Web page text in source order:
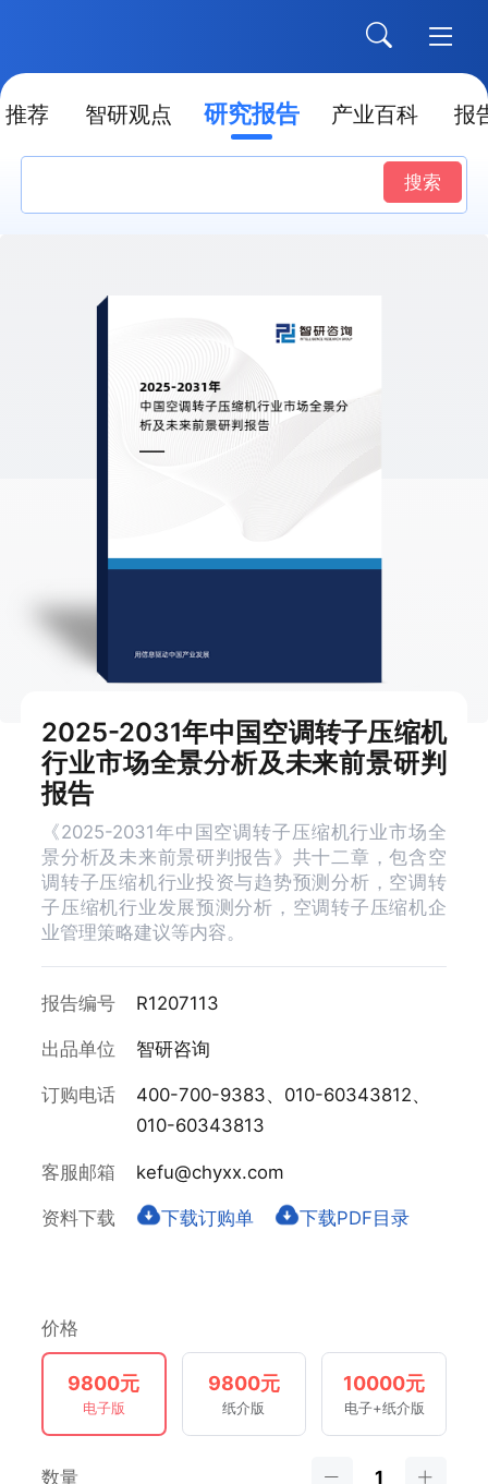
推荐 智研观点 研究报告 产业百科 报
搜索
2025-2031年中国空调转子压缩机
行业市场全景分析及未来前景研判
报告
《2025-2031年中国空调转子压缩机行业市场全
景分析及未来前景研判报告》共十二章，包含空
调转子压缩机行业投资与趋势预测分析，空调转
子压缩机行业发展预测分析，空调转子压缩机企
业管理策略建议等内容。
报告编号 R1207113
出品单位 智研咨询
订购电话
400-700-9383、010-60343812、
010-60343813
客服邮箱 kefu@chyxx.com
资料下载 下载订购单 下载PDF目录
价格
9800元
电子版
9800元
纸介版
10000元
电子+纸介版
数量